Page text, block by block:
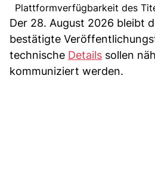
Plattformverfügbarkeit des
Der 28. August 2026 bleibt
bestätigte
technische Details sollen
kommuniziert werden.